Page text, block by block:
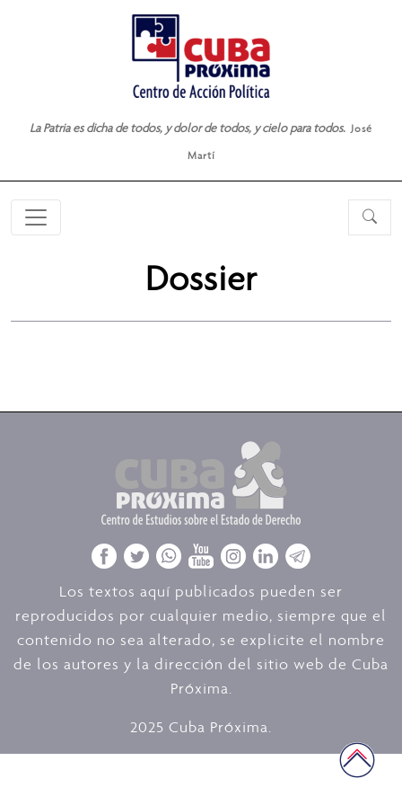
La Patria es dicha de todos, y dolor de todos, y cielo para todos. José
Martí
Dossier
Los textos aquí publicados pueden ser
reproducidos por cualquier medio, siempre que el
contenido no sea alterado, se explicite el nombre
de los autores y la dirección del sitio web de Cuba
Próxima.
2025 Cuba Próxima.